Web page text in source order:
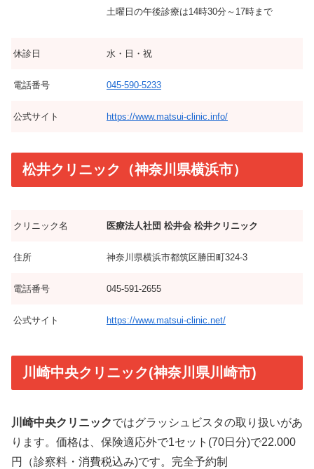
土曜日の午後診療は14時30分～17時まで
休診日 水・日・祝
電話番号 045-590-5233
公式サイト https://www.matsui-clinic.info/
松井クリニック（神奈川県横浜市）
クリニック名 医療法人社団 松井会 松井クリニック
住所 神奈川県横浜市都筑区勝田町324-3
電話番号 045-591-2655
公式サイト https://www.matsui-clinic.net/
川崎中央クリニック(神奈川県川崎市)
川崎中央クリニックではグラッシュビスタの取り扱いがあ
ります。価格は、保険適応外で1セット(70日分)で22.000
円（診察料・消費税込み)です。完全予約制